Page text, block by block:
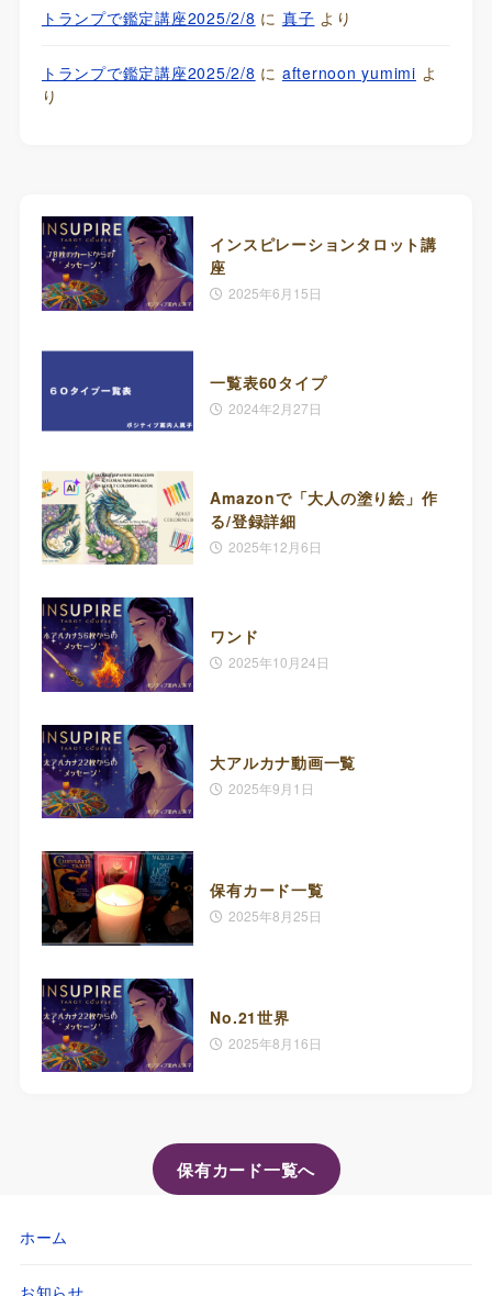
トランプで鑑定講座2025/2/8 に 真子 より
トランプで鑑定講座2025/2/8 に afternoon yumimi よ
り
インスピレーションタロット講
座
2025年6月15日
一覧表60タイプ
2024年2月27日
Amazonで「大人の塗り絵」作
る/登録詳細
2025年12月6日
ワンド
2025年10月24日
大アルカナ動画一覧
2025年9月1日
保有カード一覧
2025年8月25日
No.21世界
2025年8月16日
保有カード一覧へ
ホーム
お知らせ